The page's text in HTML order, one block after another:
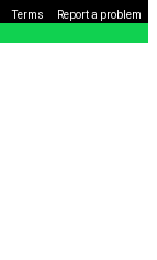
Terms Report a problem